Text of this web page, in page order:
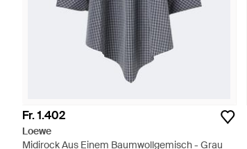
Fr. 1.402
Loewe
Midirock Aus Einem Baumwollgemisch - Grau